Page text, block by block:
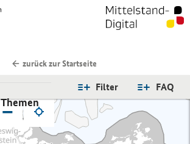
zurück zur Startseite
FAQ
Filter
Themen
−